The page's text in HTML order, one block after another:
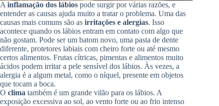
A inflamação dos lábios pode surgir por várias razões, e
entender as causas ajuda muito a tratar o problema. Uma das
causas mais comuns são as irritações e alergias. Isso
acontece quando os lábios entram em contato com algo que
não gostam. Pode ser um batom novo, uma pasta de dente
diferente, protetores labiais com cheiro forte ou até mesmo
certos alimentos. Frutas cítricas, pimentas e alimentos muito
ácidos podem irritar a pele sensível dos lábios. Às vezes, a
alergia é a algum metal, como o níquel, presente em objetos
que tocam a boca.
O clima também é um grande vilão para os lábios. A
exposição excessiva ao sol, ao vento forte ou ao frio intenso